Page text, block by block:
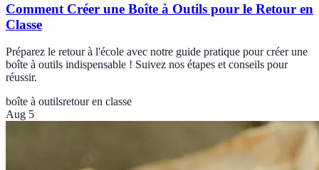
Comment Créer une Boîte à Outils pour le Retour en
Classe
Préparez le retour à l'école avec notre guide pratique pour créer une
boîte à outils indispensable ! Suivez nos étapes et conseils pour
réussir.
boîte à outilsretour en classe
Aug 5